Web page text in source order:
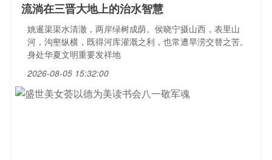
流淌在三晋大地上的治水智慧
姚暹渠渠水清澈，两岸绿树成荫。侯晓宁摄山西，表里山
河，沟壑纵横，既得河库灌溉之利，也常遭旱涝交替之苦。
身处华夏文明重要发祥地
2026-08-05 15:32:00